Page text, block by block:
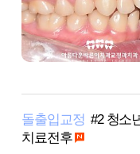
돌출입교정 #2 청소
치료전후